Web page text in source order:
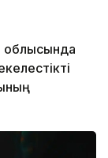
облысында